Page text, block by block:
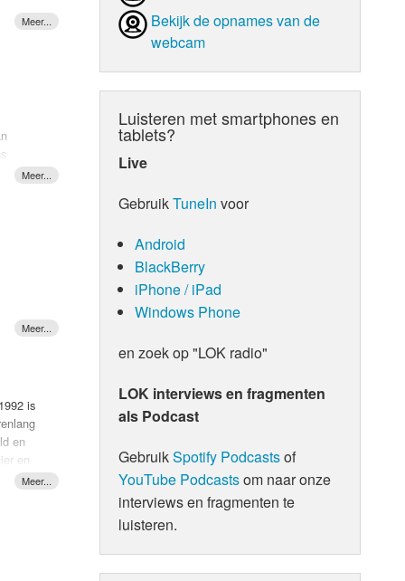
de
het
mee
is
en
en
dropt
is
Bekijk de opnames van de
webcam
Luisteren met smartphones en
tablets?
Live
GebruikTuneIn voor
Android
BlackBerry
iPhone / iPad
Windows Phone
en zoek op "LOK radio"
LOK interviews en fragmenten
als Podcast
GebruikSpotify Podcastsof
YouTube Podcastsom naar onze
interviews en fragmenten te
luisteren.